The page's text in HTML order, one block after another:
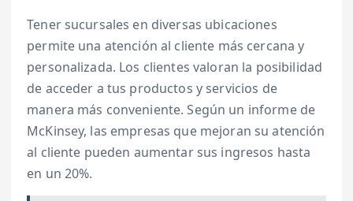
Tener sucursales en diversas ubicaciones
permite una atención al cliente más cercana y
personalizada. Los clientes valoran la posibilidad
de acceder a tus productos y servicios de
manera más conveniente. Según un informe de
McKinsey, las empresas que mejoran su atención
al cliente pueden aumentar sus ingresos hasta
en un 20%.